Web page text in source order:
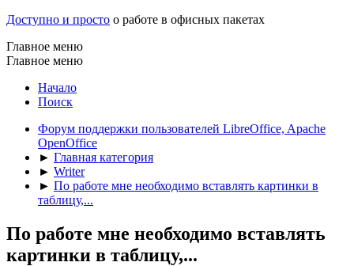
Доступно и просто о работе в офисных пакетах
Главное меню
Главное меню
Начало
Поиск
Форум поддержки пользователей LibreOffice, Apache
OpenOffice
► Главная категория
► Writer
► По работе мне необходимо вставлять картинки в
таблицу,...
По работе мне необходимо вставлять
картинки в таблицу,...